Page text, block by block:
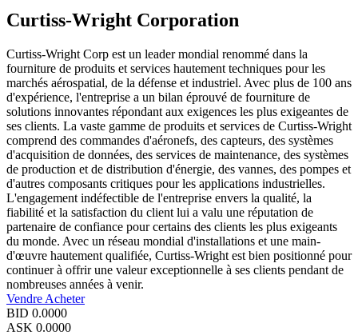
Curtiss-Wright Corporation
Curtiss-Wright Corp est un leader mondial renommé dans la
fourniture de produits et services hautement techniques pour les
marchés aérospatial, de la défense et industriel. Avec plus de 100 ans
d'expérience, l'entreprise a un bilan éprouvé de fourniture de
solutions innovantes répondant aux exigences les plus exigeantes de
ses clients. La vaste gamme de produits et services de Curtiss-Wright
comprend des commandes d'aéronefs, des capteurs, des systèmes
d'acquisition de données, des services de maintenance, des systèmes
de production et de distribution d'énergie, des vannes, des pompes et
d'autres composants critiques pour les applications industrielles.
L'engagement indéfectible de l'entreprise envers la qualité, la
fiabilité et la satisfaction du client lui a valu une réputation de
partenaire de confiance pour certains des clients les plus exigeants
du monde. Avec un réseau mondial d'installations et une main-
d'œuvre hautement qualifiée, Curtiss-Wright est bien positionné pour
continuer à offrir une valeur exceptionnelle à ses clients pendant de
nombreuses années à venir.
Vendre Acheter
BID 0.0000
ASK 0.0000